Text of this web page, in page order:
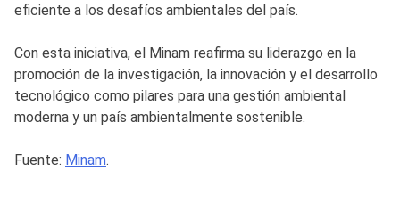
eficiente a los desafíos ambientales del país.
Con esta iniciativa, el Minam reafirma su liderazgo en la
promoción de la investigación, la innovación y el desarrollo
tecnológico como pilares para una gestión ambiental
moderna y un país ambientalmente sostenible.
Fuente: Minam.